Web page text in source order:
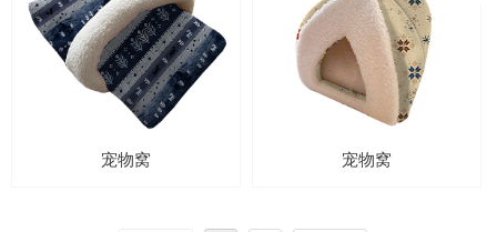
宠物窝 宠物窝